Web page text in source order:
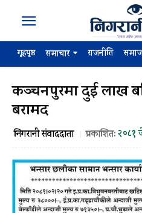
गृहपृष्ठ समाचार राजनीति
कञ्चनपुरमा दुई लाख
बरामद
निगरानी संवाददाता प्रकाशित:२०८१